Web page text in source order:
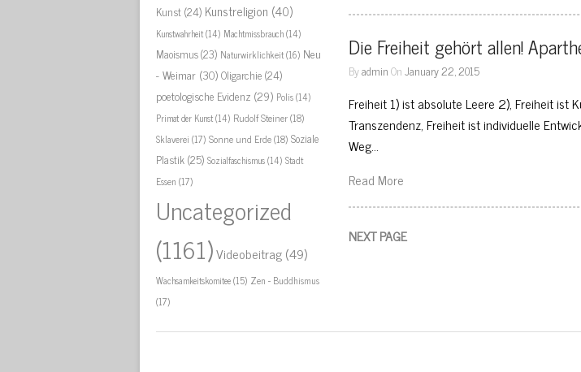
Kunst(24) Kunstreligion (40)
Kunstwahrheit(14) Machtmissbrauch(14)
Maoismus(23) Naturwirklichkeit(16) Neu
- Weimar (30)Oligarchie(24)
poetologische Evidenz (29) Polis(14)
Primat der Kunst(14) Rudolf Steiner(18)
Sklaverei (17) Sonne und Erde(18) Soziale
Plastik(25) Sozialfaschismus(14) Stadt
Essen (17)
Uncategorized
(1161)Videobeitrag(49)
Wachsamkeitskomitee(15) Zen - Buddhismus
(17)
Die Freiheit gehört allen!
ByadminOnJanuary 22, 2015
Freiheit 1) ist absolute Leere 2), Freiheit ist
Transzendenz, Freiheit ist individuelle
Weg…
Read More
NEXT PAGE